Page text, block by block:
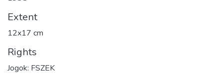
Extent
12x17 cm
Rights
Jogok: FSZEK